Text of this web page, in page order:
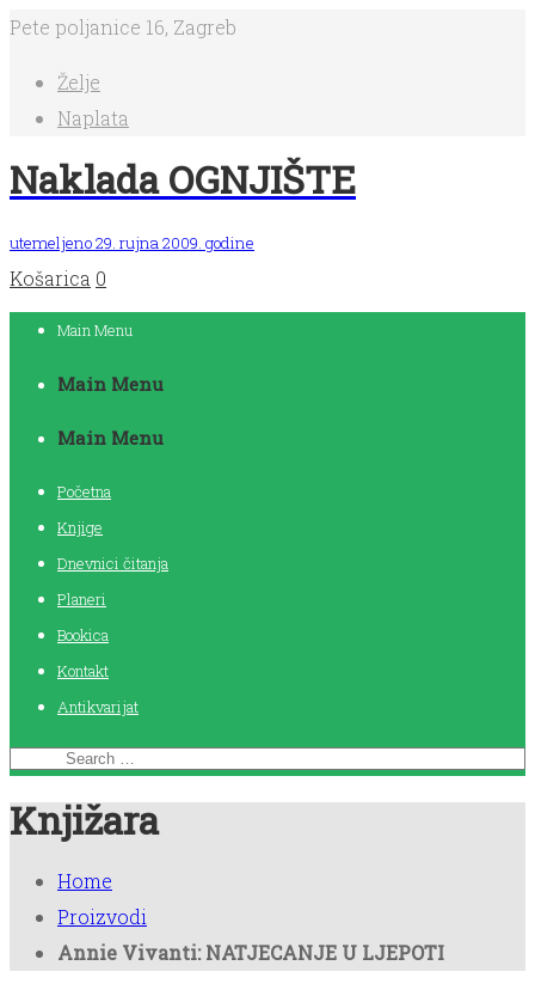
Pete poljanice 16, Zagreb
Želje
Naplata
Naklada OGNJIŠTE
utemeljeno 29. rujna 2009. godine
Košarica 0
Main Menu
Main Menu
Main Menu
Početna
Knjige
Dnevnici čitanja
Planeri
Bookica
Kontakt
Antikvarijat
Knjižara
Home
Proizvodi
Annie Vivanti: NATJECANJE U LJEPOTI